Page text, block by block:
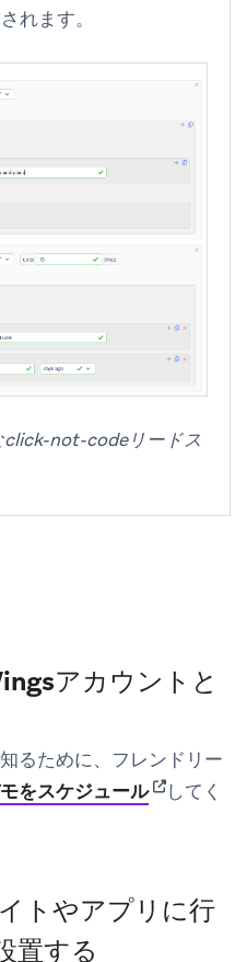
れます。
click-not-codeリードス
アカウントと
るために、フレンドリー
をスケジュール(opens in
してく
トやアプリに行
置する